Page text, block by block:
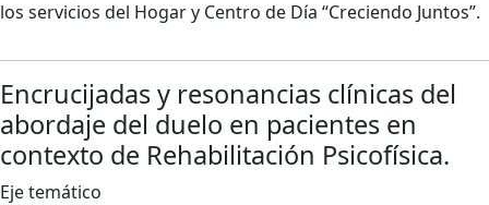
los servicios del Hogar y Centro de Día “Creciendo Juntos”.
Encrucijadas y resonancias clínicas del
abordaje del duelo en pacientes en
contexto de Rehabilitación Psicofísica.
Eje temático